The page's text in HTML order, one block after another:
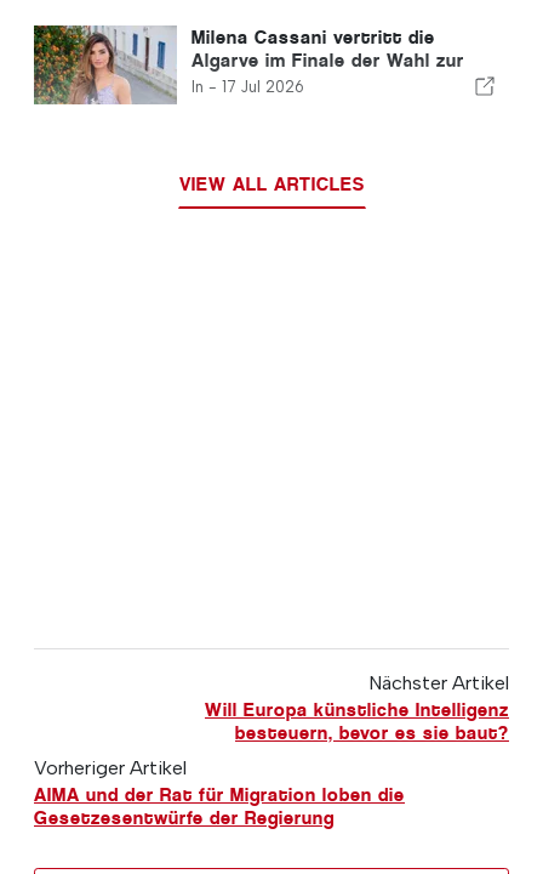
Milena Cassani vertritt die
Algarve im Finale der Wahl zur
„Miss Portugal“
In - 17 Jul 2026
VIEW ALL ARTICLES
Nächster Artikel
Will Europa künstliche Intelligenz
besteuern, bevor es sie baut?
Vorheriger Artikel
AIMA und der Rat für Migration loben die
Gesetzesentwürfe der Regierung